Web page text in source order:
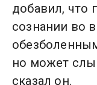
добавил, что
сознании во
но может
сказал он.